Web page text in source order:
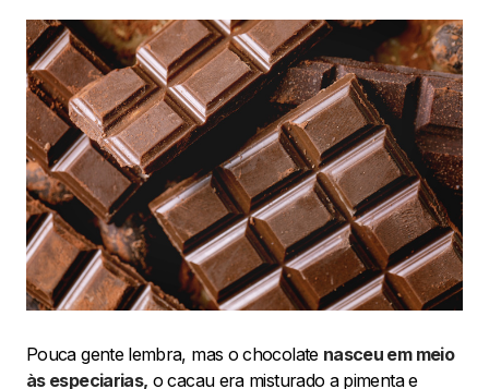
Pouca gente lembra, mas o chocolate nasceu em meio
às especiarias, o cacau era misturado a pimenta e